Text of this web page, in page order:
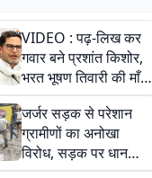
VIDEO : पढ़-लिख कर
गवार बने प्रशांत किशोर,
भरत भूषण तिवारी की माँ ने
कहा नहीं थी उम्मीद, बेटा
था तो किसी को बोलने की
नहीं थी हिम्मत
जर्जर सड़क से परेशान
ग्रामीणों का अनोखा
विरोध, सड़क पर धान
रोपकर और खाद डालकर